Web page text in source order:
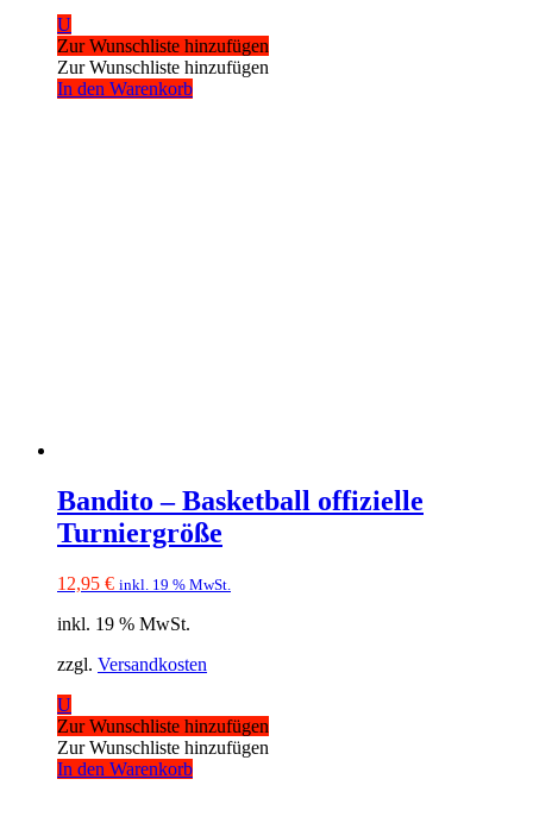
U
Zur Wunschliste hinzufügen
Zur Wunschliste hinzufügen
In den Warenkorb
Bandito – Basketball offizielle
Turniergröße
12,95 € inkl. 19 % MwSt.
inkl. 19 % MwSt.
zzgl. Versandkosten
U
Zur Wunschliste hinzufügen
Zur Wunschliste hinzufügen
In den Warenkorb